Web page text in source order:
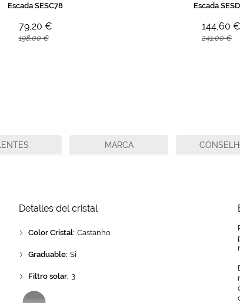
Escada SESC78
79,20 €
198,00 €
Escada
144,60 €
241,00 €
Detalles del cristal
Color Cristal: Castanho
Graduable: Si
Filtro solar: 3
LENTES MARCA